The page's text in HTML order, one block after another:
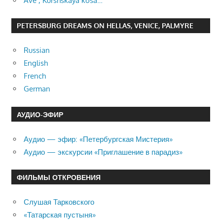
PETERSBURG DREAMS ON HELLAS, VENICE, PALMYRE
Russian
English
French
German
АУДИО-ЭФИР
Аудио — эфир: «Петербургская Мистерия»
Аудио — экскурсии «Приглашение в парадиз»
ФИЛЬМЫ ОТКРОВЕНИЯ
Слушая Тарковского
«Татарская пустыня»